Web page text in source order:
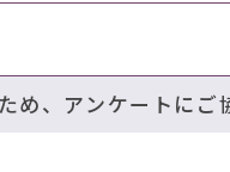
め、アンケートにご